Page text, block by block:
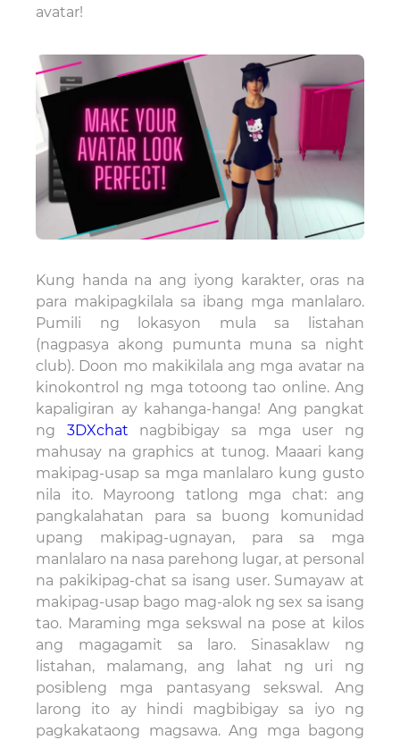
avatar!
Kung handa na ang iyong karakter, oras na
para makipagkilala sa ibang mga manlalaro.
Pumili ng lokasyon mula sa listahan
(nagpasya akong pumunta muna sa night
club). Doon mo makikilala ang mga avatar na
kinokontrol ng mga totoong tao online. Ang
kapaligiran ay kahanga-hanga! Ang pangkat
ng 3DXchat nagbibigay sa mga user ng
mahusay na graphics at tunog. Maaari kang
makipag-usap sa mga manlalaro kung gusto
nila ito. Mayroong tatlong mga chat: ang
pangkalahatan para sa buong komunidad
upang makipag-ugnayan, para sa mga
manlalaro na nasa parehong lugar, at personal
na pakikipag-chat sa isang user. Sumayaw at
makipag-usap bago mag-alok ng sex sa isang
tao. Maraming mga sekswal na pose at kilos
ang magagamit sa laro. Sinasaklaw ng
listahan, malamang, ang lahat ng uri ng
posibleng mga pantasyang sekswal. Ang
larong ito ay hindi magbibigay sa iyo ng
pagkakataong magsawa. Ang mga bagong